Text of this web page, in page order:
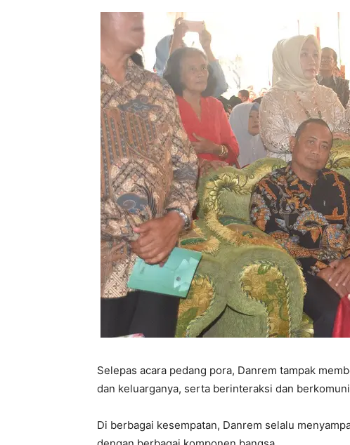
Selepas acara pedang pora, Danrem tampak
dan keluarganya, serta berinteraksi dan
Di berbagai kesempatan, Danrem selalu